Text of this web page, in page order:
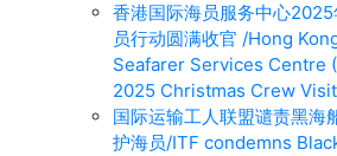
香港国际海员服务中心
员行动圆满收官 /Hong
Seafarer Services Centre
2025 Christmas Crew
国际运输工人联盟谴责黑海
护海员/ITF condemns